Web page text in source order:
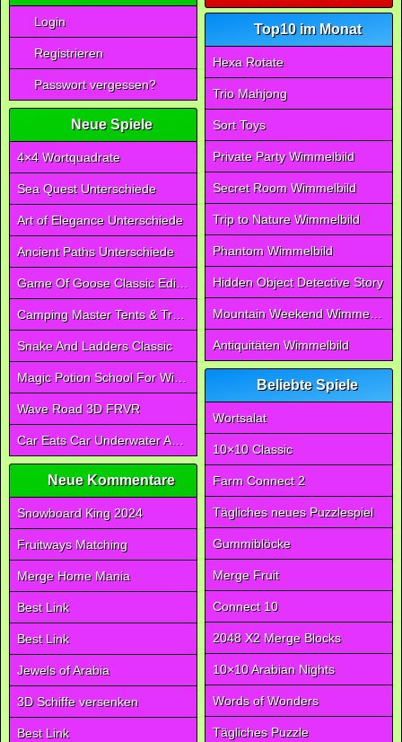
Login
Registrieren
Passwort vergessen?
Neue Spiele
4×4 Wortquadrate
Sea Quest Unterschiede
Art of Elegance Unterschiede
Ancient Paths Unterschiede
Game Of Goose Classic Edition
Camping Master Tents & Trees
Snake And Ladders Classic
Magic Potion School For Witch
Wave Road 3D FRVR
Car Eats Car Underwater Adventure FRVR
Neue Kommentare
Snowboard King 2024
Fruitways Matching
Merge Home Mania
Best Link
Best Link
Jewels of Arabia
3D Schiffe versenken
Best Link
Top10 im Monat
Hexa Rotate
Trio Mahjong
Sort Toys
Private Party Wimmelbild
Secret Room Wimmelbild
Trip to Nature Wimmelbild
Phantom Wimmelbild
Hidden Object Detective Story
Mountain Weekend Wimmelbild
Antiquitäten Wimmelbild
Beliebte Spiele
Wortsalat
10×10 Classic
Farm Connect 2
Tägliches neues Puzzlespiel
Gummiblöcke
Merge Fruit
Connect 10
2048 X2 Merge Blocks
10×10 Arabian Nights
Words of Wonders
Tägliches Puzzle